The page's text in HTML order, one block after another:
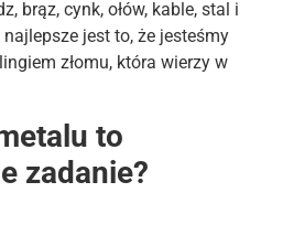
brąz, cynk, ołów, kable, stal i
jest to, że jesteśmy
złomu, która wierzy w
to
zadanie?